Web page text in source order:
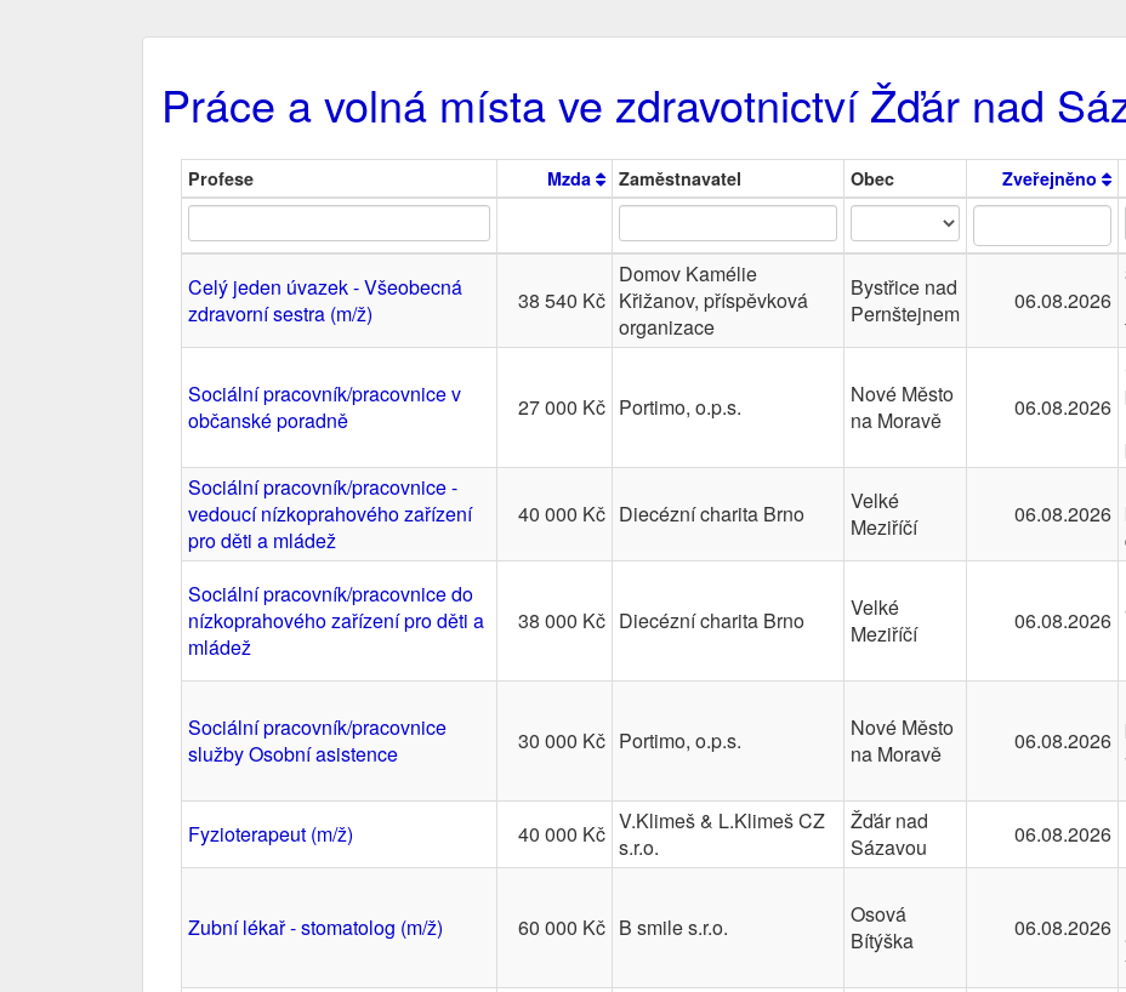
Práce a volná místa ve zdravotnictví Žďár nad
Profese Mzda Zaměstnavatel Obec Zveřejněno
Celý jeden úvazek - Všeobecná
zdravorní sestra (m/ž)
38 540 Kč
Domov Kamélie
Křižanov, příspěvková
organizace
Bystřice nad
Pernštejnem
06.08.2026
Sociální pracovník/pracovnice v
občanské poradně
27 000 Kč Portimo, o.p.s.
Nové Město
na Moravě
06.08.2026
Sociální pracovník/pracovnice -
vedoucí nízkoprahového zařízení
pro děti a mládež
40 000 Kč Diecézní charita Brno
Velké
Meziříčí
06.08.2026
Sociální pracovník/pracovnice do
nízkoprahového zařízení pro děti a
mládež
38 000 Kč Diecézní charita Brno
Velké
Meziříčí
06.08.2026
Sociální pracovník/pracovnice
služby Osobní asistence
30 000 Kč Portimo, o.p.s.
Nové Město
na Moravě
06.08.2026
Fyzioterapeut (m/ž)
40 000 Kč V.Klimeš & L.Klimeš CZ
s.r.o.
Žďár nad
Sázavou
06.08.2026
Zubní lékař - stomatolog (m/ž) 60 000 Kč B smile s.r.o.
Osová
Bítýška
06.08.2026